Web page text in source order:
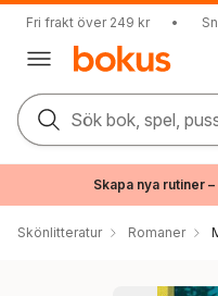
Fri frakt över 249 kr •
Sök bok, spel,
Skapa nya rutiner
Skönlitteratur Romaner